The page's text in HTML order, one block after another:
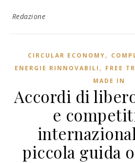
Redazione
CIRCULAR ECONOMY,
ENERGIE RINNOVABILI , FREE
MADE IN
Accordi di
e
piccola guida